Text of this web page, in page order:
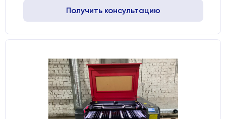
Получить консультацию